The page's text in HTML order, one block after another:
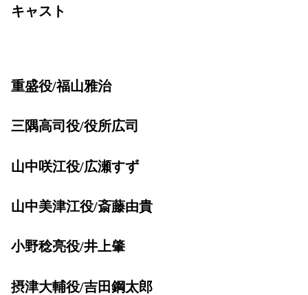
キャスト
重盛役/福山雅治
三隅高司役/役所広司
山中咲江役/広瀬すず
山中美津江役/斎藤由貴
小野稔亮役/井上肇
摂津大輔役/吉田鋼太郎